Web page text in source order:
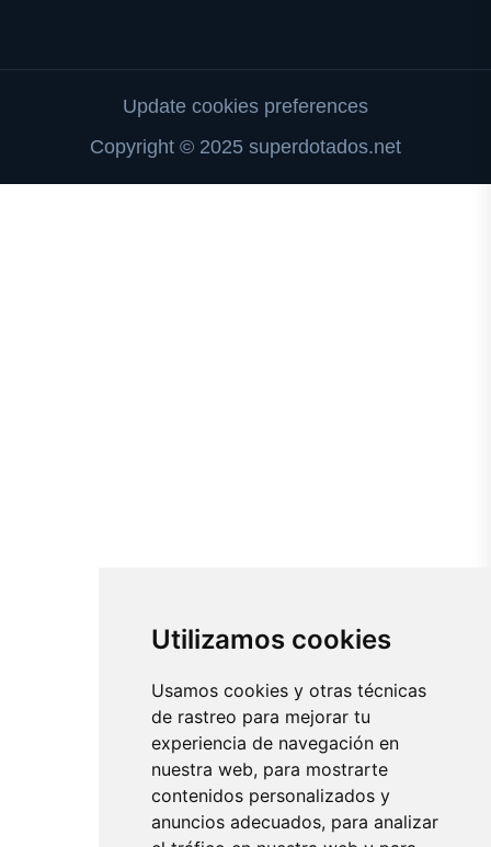
Utilizamos cookies
Usamos cookies y otras técnicas
de rastreo para mejorar tu
experiencia de navegación en
nuestra web, para mostrarte
contenidos personalizados y
anuncios adecuados, para analizar
Update cookies preferences
Copyright © 2025 superdotados.net